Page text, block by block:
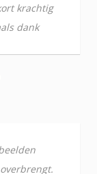
krachtig
dank